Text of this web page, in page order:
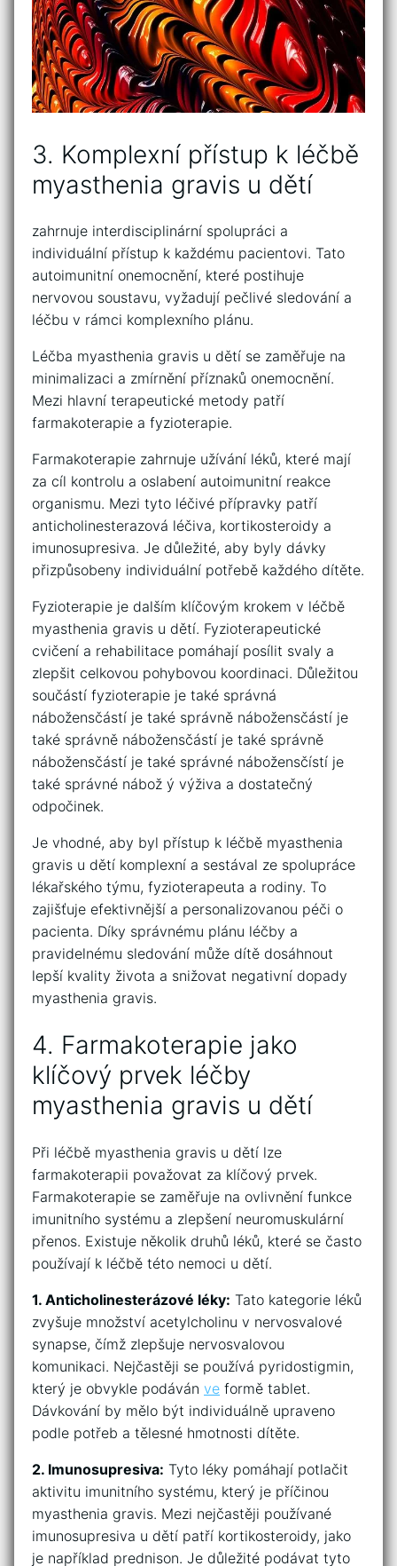
3. Komplexní přístup k léčbě
myasthenia gravis‌ u dětí
zahrnuje interdisciplinární⁣ spolupráci a
individuální přístup k každému ⁣pacientovi. Tato
autoimunitní onemocnění, které postihuje
‌nervovou soustavu, vyžadují ⁣pečlivé sledování⁤ a
léčbu v rámci komplexního plánu.
Léčba myasthenia gravis u dětí⁤ se zaměřuje‌ na‍
minimalizaci ‌a zmírnění⁣ příznaků onemocnění.
Mezi hlavní‍ terapeutické metody patří ​
farmakoterapie a fyzioterapie.
Farmakoterapie zahrnuje užívání léků, ​které mají
za ‌cíl⁢ kontrolu a oslabení autoimunitní reakce
organismu. Mezi tyto léčivé⁢ přípravky patří‍
anticholinesterazová ​léčiva, kortikosteroidy a
imunosupresiva. ⁢Je důležité, aby byly dávky
přizpůsobeny individuální potřebě každého dítěte.
Fyzioterapie je dalším klíčovým krokem⁢ v ​léčbě
myasthenia gravis u‌ dětí. Fyzioterapeutické
⁤cvičení a rehabilitace pomáhají ⁤posílit svaly a
zlepšit celkovou pohybovou koordinaci. Důležitou
součástí fyzioterapie je ‍také správná
nábožensčástí ‍je⁣ také správně ‌nábožensčástí‍ je
také správně nábožensčástí je také ‌správně ​
nábožensčástí je také správné nábožensčístí je
také správné nábož ý výživa‍ a dostatečný‌
odpočinek.
Je vhodné, aby⁣ byl ‍přístup k léčbě myasthenia
gravis u ⁢dětí komplexní a sestával ze spolupráce‍
lékařského týmu, fyzioterapeuta a rodiny. To
zajišťuje efektivnější ⁤a personalizovanou‍ péči o
pacienta. Díky správnému plánu léčby a
pravidelnému sledování ⁤může dítě ‍dosáhnout
⁤lepší kvality⁣ života a snižovat ⁣negativní dopady
myasthenia gravis.
4. Farmakoterapie jako
klíčový prvek léčby⁣
myasthenia gravis u dětí
Při léčbě myasthenia gravis u dětí lze
⁣farmakoterapii považovat za klíčový‌ prvek.
‌Farmakoterapie se zaměřuje ‍na ovlivnění funkce
imunitního⁤ systému‌ a zlepšení neuromuskulární
přenos.‌ Existuje několik ‌druhů léků, které se často
používají k ⁤léčbě této nemoci u ‌dětí.
1. Anticholinesterázové ‌léky: Tato kategorie léků
‍zvyšuje množství‍ acetylcholinu ⁤v nervosvalové
synapse, čímž⁣ zlepšuje nervosvalovou
‍komunikaci. ‍Nejčastěji⁣ se používá pyridostigmin,
který je ‍obvykle podáván ve formě tablet.
Dávkování by mělo být individuálně upraveno ​
podle potřeb a tělesné​ hmotnosti dítěte.
2. Imunosupresiva: Tyto léky pomáhají‌ potlačit
aktivitu imunitního‍ systému, který je ‍příčinou
myasthenia gravis. Mezi⁣ nejčastěji používané⁤
imunosupresiva ⁤u⁣ dětí patří kortikosteroidy, jako
je‍ například prednison. ⁤Je ⁣důležité podávat tyto